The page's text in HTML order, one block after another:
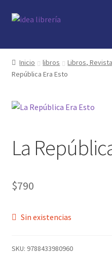
Ir
Ir
Inicio
contacto
libros
nosotros
novedades
Inicio libros Libros,
República Era Esto
La
$790
Sin existencias
SKU: 9788433980960